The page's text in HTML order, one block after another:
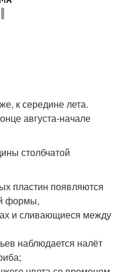
к середине лета.
августа-начале
столбчатой
пластин появляются
формы,
и сливающиеся между
наблюдается налёт